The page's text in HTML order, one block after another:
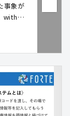
事象が
withコ
。